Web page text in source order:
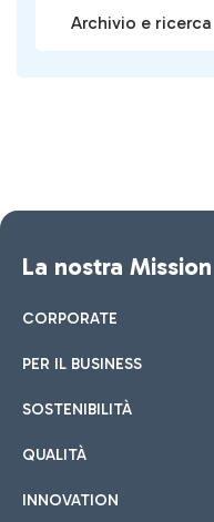
Archivio e ricerca
La nostra Mission
CORPORATE
PER IL BUSINESS
SOSTENIBILITÀ
QUALITÀ
INNOVATION